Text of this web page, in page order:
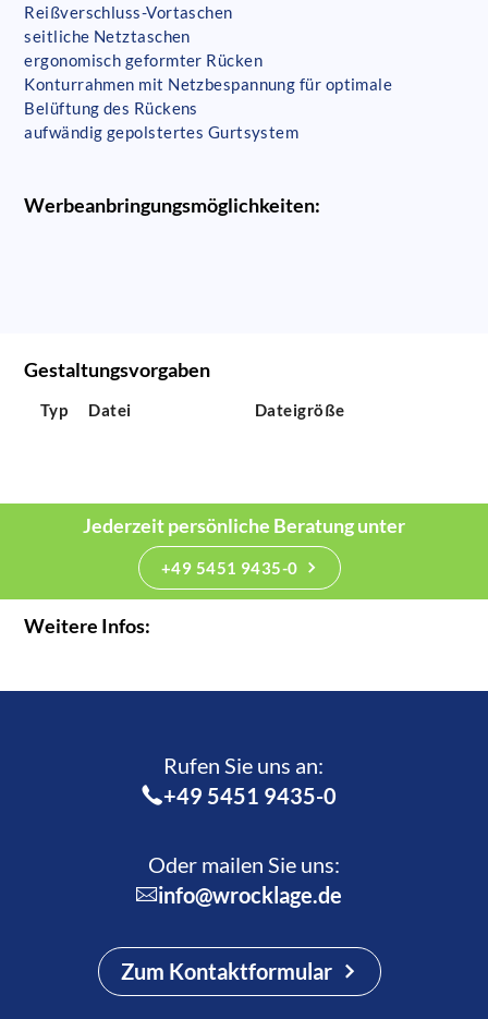
Reißverschluss-Vortaschen
seitliche Netztaschen
ergonomisch geformter Rücken
Konturrahmen mit Netzbespannung für optimale
Belüftung des Rückens
aufwändig gepolstertes Gurtsystem
Werbeanbringungsmöglichkeiten:
Gestaltungsvorgaben
Typ Datei Dateigröße
Jederzeit persönliche Beratung unter
+49 5451 9435-0
Weitere Infos:
Rufen Sie uns an:­
+49 5451 9435-0
Oder mailen Sie uns:
info@wrocklage.de
Zum Kontaktformular